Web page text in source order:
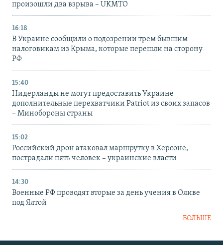
произошли два взрыва – UKMTO
16:18
В Украине сообщили о подозрении трем бывшим
налоговикам из Крыма, которые перешли на сторону
РФ
15:40
Нидерланды не могут предоставить Украине
дополнительные перехватчики Patriot из своих запасов
– Минобороны страны
15:02
Российский дрон атаковал маршрутку в Херсоне,
пострадали пять человек – украинские власти
14:30
Военные РФ проводят вторые за день учения в Оливе
под Ялтой
БОЛЬШЕ